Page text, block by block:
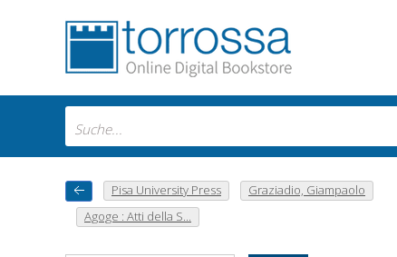
Pisa University Press
Graziadio, Giampaolo
Agoge : Atti della S...